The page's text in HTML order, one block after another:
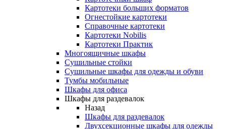
Картотеки больших форматов
Огнестойкие картотеки
Справочные картотеки
Картотеки Nobilis
Картотеки Практик
Многоящичные шкафы
Сушильные стойки
Сушильные шкафы для одежды и обуви
Тумбы мобильные
Шкафы для офиса
Шкафы для раздевалок
Назад
Шкафы для раздевалок
Двухсекционные шкафы для одежды